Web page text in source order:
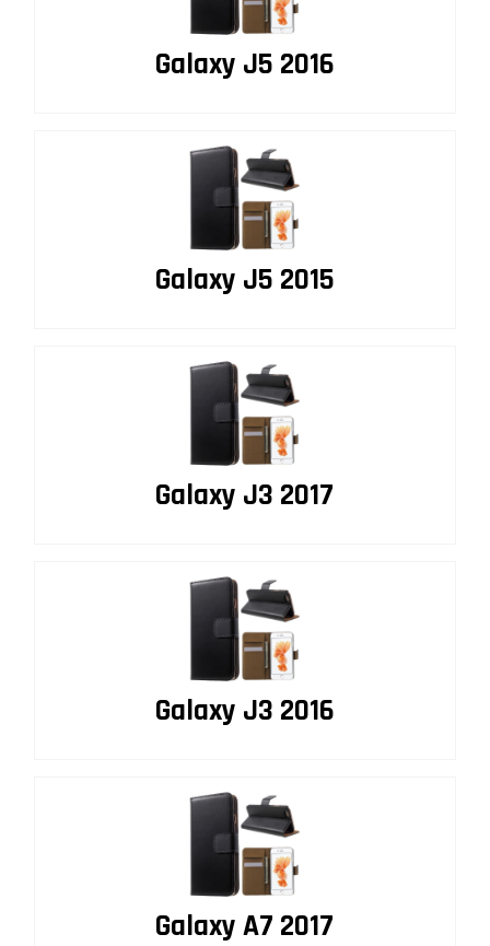
Galaxy J5 2016
Galaxy J5 2015
Galaxy J3 2017
Galaxy J3 2016
Galaxy A7 2017